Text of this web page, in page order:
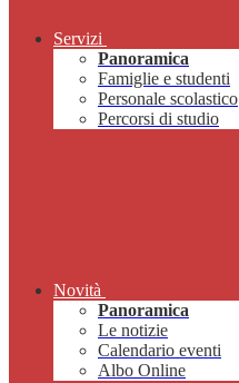
Servizi
Panoramica
Famiglie e studenti
Personale scolastico
Percorsi di studio
Novità
Panoramica
Le notizie
Calendario eventi
Albo Online